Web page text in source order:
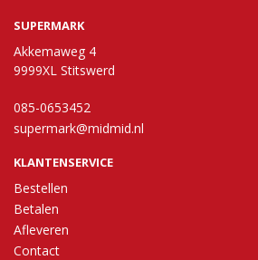
SUPERMARK
Akkemaweg 4
9999XL Stitswerd
085-0653452
supermark@midmid.nl
KLANTENSERVICE
Bestellen
Betalen
Afleveren
Contact